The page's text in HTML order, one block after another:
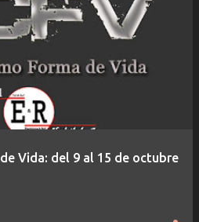
Vida: del 9 al 15 de octubre